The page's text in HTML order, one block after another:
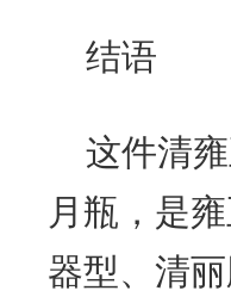
结语
这件清
月瓶，是
器型、清